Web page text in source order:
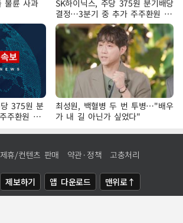
불륜 사과
SK하이닉스, 주당 375원 분기배당
결정…3분기 중 추가 주주환원 발
표
375원 분
주환원 방
최성원, 백혈병 두 번 투병…"배우
가 내 길 아닌가 싶었다"
제휴/컨텐츠 판매 약관·정책 고충처리
제보하기 앱 다운로드 맨위로↑